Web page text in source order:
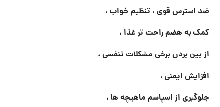
ضد استرس قوی ، تنظیم خواب ،
کمک به هضم راحت تر غذا ،
از بین بردن برخی مشکلات تنفسی ،
افزایش ایمنی ،
جلوگیری از اسپاسم ماهیچه ها ،